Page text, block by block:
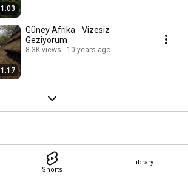
Shorts
Library
1:03
1:17
Güney Afrika - Vizesiz
Geziyorum
8.3K views 10 years ago